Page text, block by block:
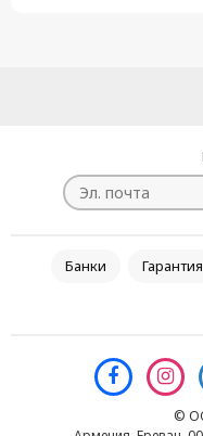
Банки Гарантия
©